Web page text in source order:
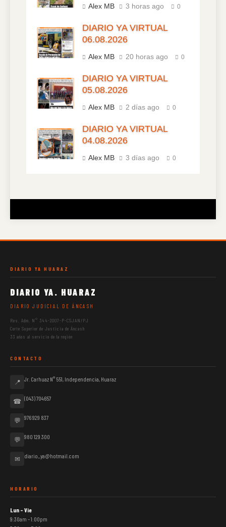
Alex MB 3 horas ago 0
DIARIO YA VIRTUAL
06.08.2026
Alex MB 20 horas ago 0
DIARIO YA VIRTUAL
05.08.2026
Alex MB 2 días ago 0
DIARIO YA VIRTUAL
04.08.2026
Alex MB 3 días ago 0
DIARIO YA HUARAZ
DIARIO YA. HUARAZ
DIARIO JUDICIAL DE ÁNCASH
Res. Adm. N° 344-2007-P-CSJAN/PJ
Corte Superior de Justicia de Áncash
33 años al servicio de la región
CONTACTO
📍 Jr. Carhuaz N° 551, Independencia, Huaraz
☎ (043) 704657
💬 976 929 837
💬 980 129 300
✉ diario_ya@hotmail.com
HORARIO
Lun – Vie
9:30am – 1:00pm